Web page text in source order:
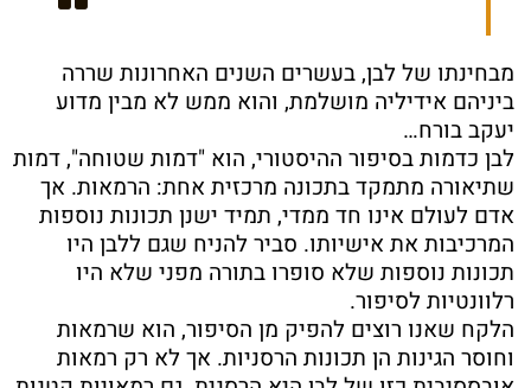
מבחינתו של לבן, בעשרים השנים האחרונות שררה
ביניהם אידיליה מושלמת, והוא ממש לא מבין מדוע
יעקב בורח…
לבן כדמות בסיפור ההיסטורי, הוא "דמות שטוחה", דמות
שתיאורה מתמקד בתכונה מרכזית אחת: הרמאות. אך
אדם לעולם אינו חד ממדי, תמיד ישנן תכונות נוספות
המרכיבות את אישיותו. סביר להניח שגם ללבן היו
תכונות נוספות שלא סופרו בתורה מפני שלא היו
רלוונטיות לסיפור.
הלקח שאנו רוצים להפיק מן הסיפור, הוא שרמאות
וחוסר הגינות הן תכונות הרסניות. אך לא רק רמאות